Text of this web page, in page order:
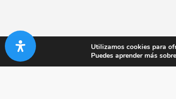
Utilizamos cookies para
Puedes aprender más